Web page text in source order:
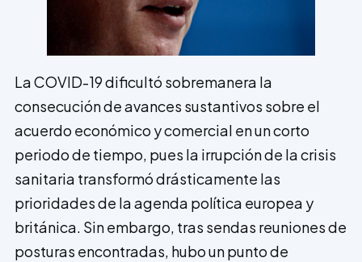
La COVID-19 dificultó sobremanera la
consecución de avances sustantivos sobre el
acuerdo económico y comercial en un corto
periodo de tiempo, pues la irrupción de la crisis
sanitaria transformó drásticamente las
prioridades de la agenda política europea y
británica. Sin embargo, tras sendas reuniones de
posturas encontradas, hubo un punto de